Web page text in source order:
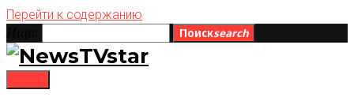
Перейти к содержанию
Поискsearch